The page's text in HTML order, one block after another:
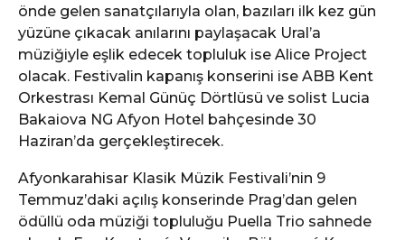
önde gelen sanatçılarıyla olan, bazıları ilk kez gün
yüzüne çıkacak anılarını paylaşacak Ural’a
müziğiyle eşlik edecek topluluk ise Alice Project
olacak. Festivalin kapanış konserini ise ABB Kent
Orkestrası Kemal Günüç Dörtlüsü ve solist Lucia
Bakaiova NG Afyon Hotel bahçesinde 30
Haziran’da gerçekleştirecek.
Afyonkarahisar Klasik Müzik Festivali’nin 9
Temmuz’daki açılış konserinde Prag’dan gelen
ödüllü oda müziği topluluğu Puella Trio sahnede